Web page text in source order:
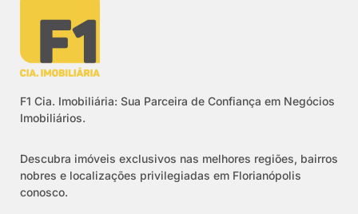
F1 Cia. Imobiliária: Sua Parceira de Confiança em Negócios
Imobiliários.
Descubra imóveis exclusivos nas melhores regiões, bairros
nobres e localizações privilegiadas em Florianópolis
conosco.